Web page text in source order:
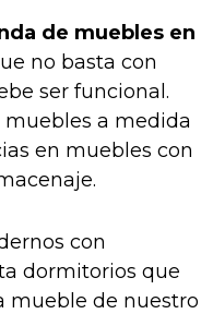
de muebles en
no basta con
ser funcional.
muebles a medida
en muebles con
con
dormitorios que
mueble de nuestro